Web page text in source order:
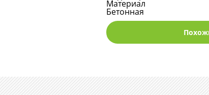
Материал
Бетонная